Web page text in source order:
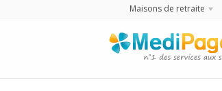
Maisons de retraite